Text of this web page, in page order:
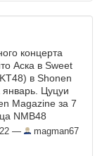
концерта
Аска в Sweet
в Shonen
Цуцуи
Magazine за 7
NMB48
— magman67